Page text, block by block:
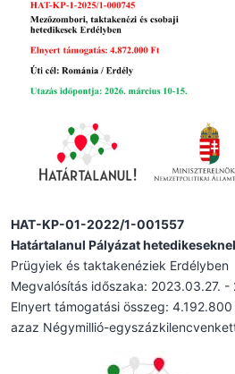
HAT-KP-01-2022/1-001557
Határtalanul Pályázat
Prügyiek és taktakenéziek Erdélyben
Megvalósítás időszaka: 2023.03.27. -
Elnyert támogatási összeg: 4.192.800
azaz Négymillió-